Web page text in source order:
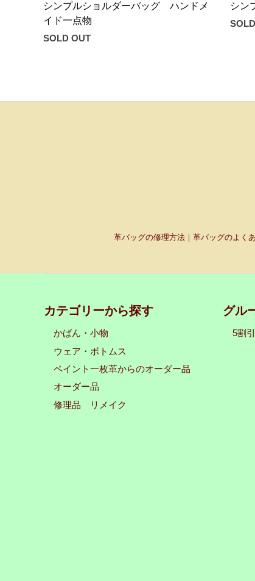
シンプルショルダーバッグ ハンドメ
イド一点物
SOLD OUT
シン
革バッグの修理方法｜革バッグのよく
カテゴリーから探す
かばん・小物
ウェア・ボトムス
ペイント一枚革からのオーダー品
オーダー品
修理品 リメイク
グル
5割